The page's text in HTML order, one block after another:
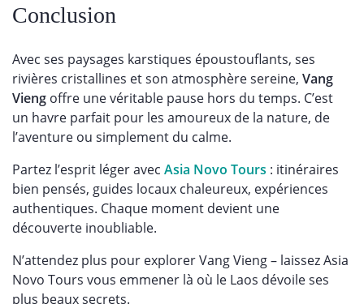
Conclusion
Avec ses paysages karstiques époustouflants, ses
rivières cristallines et son atmosphère sereine, Vang
Vieng offre une véritable pause hors du temps. C’est
un havre parfait pour les amoureux de la nature, de
l’aventure ou simplement du calme.
Partez l’esprit léger avec Asia Novo Tours : itinéraires
bien pensés, guides locaux chaleureux, expériences
authentiques. Chaque moment devient une
découverte inoubliable.
N’attendez plus pour explorer Vang Vieng – laissez Asia
Novo Tours vous emmener là où le Laos dévoile ses
plus beaux secrets.